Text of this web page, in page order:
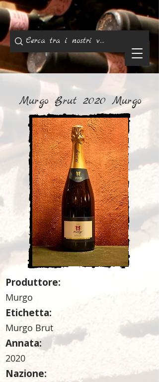
Murgo Brut 2020 Murgo
Produttore:
Murgo
Etichetta:
Murgo Brut
Annata:
2020
Nazione: